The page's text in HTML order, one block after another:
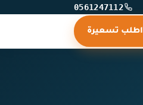
0561247112
اطلب تسعيرة